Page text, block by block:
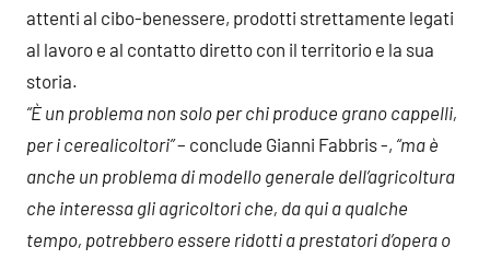
attenti al cibo-benessere, prodotti strettamente legati
al lavoro e al contatto diretto con il territorio e la sua
storia.
“È un problema non solo per chi produce grano cappelli,
per i cerealicoltori”– conclude Gianni Fabbris -, “ma è
anche un problema di modello generale dell’agricoltura
che interessa gli agricoltori che, da qui a qualche
tempo, potrebbero essere ridotti a prestatori d’opera o